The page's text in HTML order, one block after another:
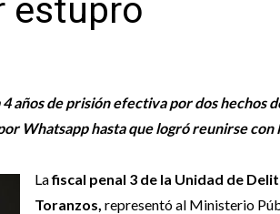
estupro
años de prisión efectiva por dos hechos
Whatsapp hasta que logró reunirse
Lafiscal penal 3 de la Unidad de
Toranzos, representó al Ministerio